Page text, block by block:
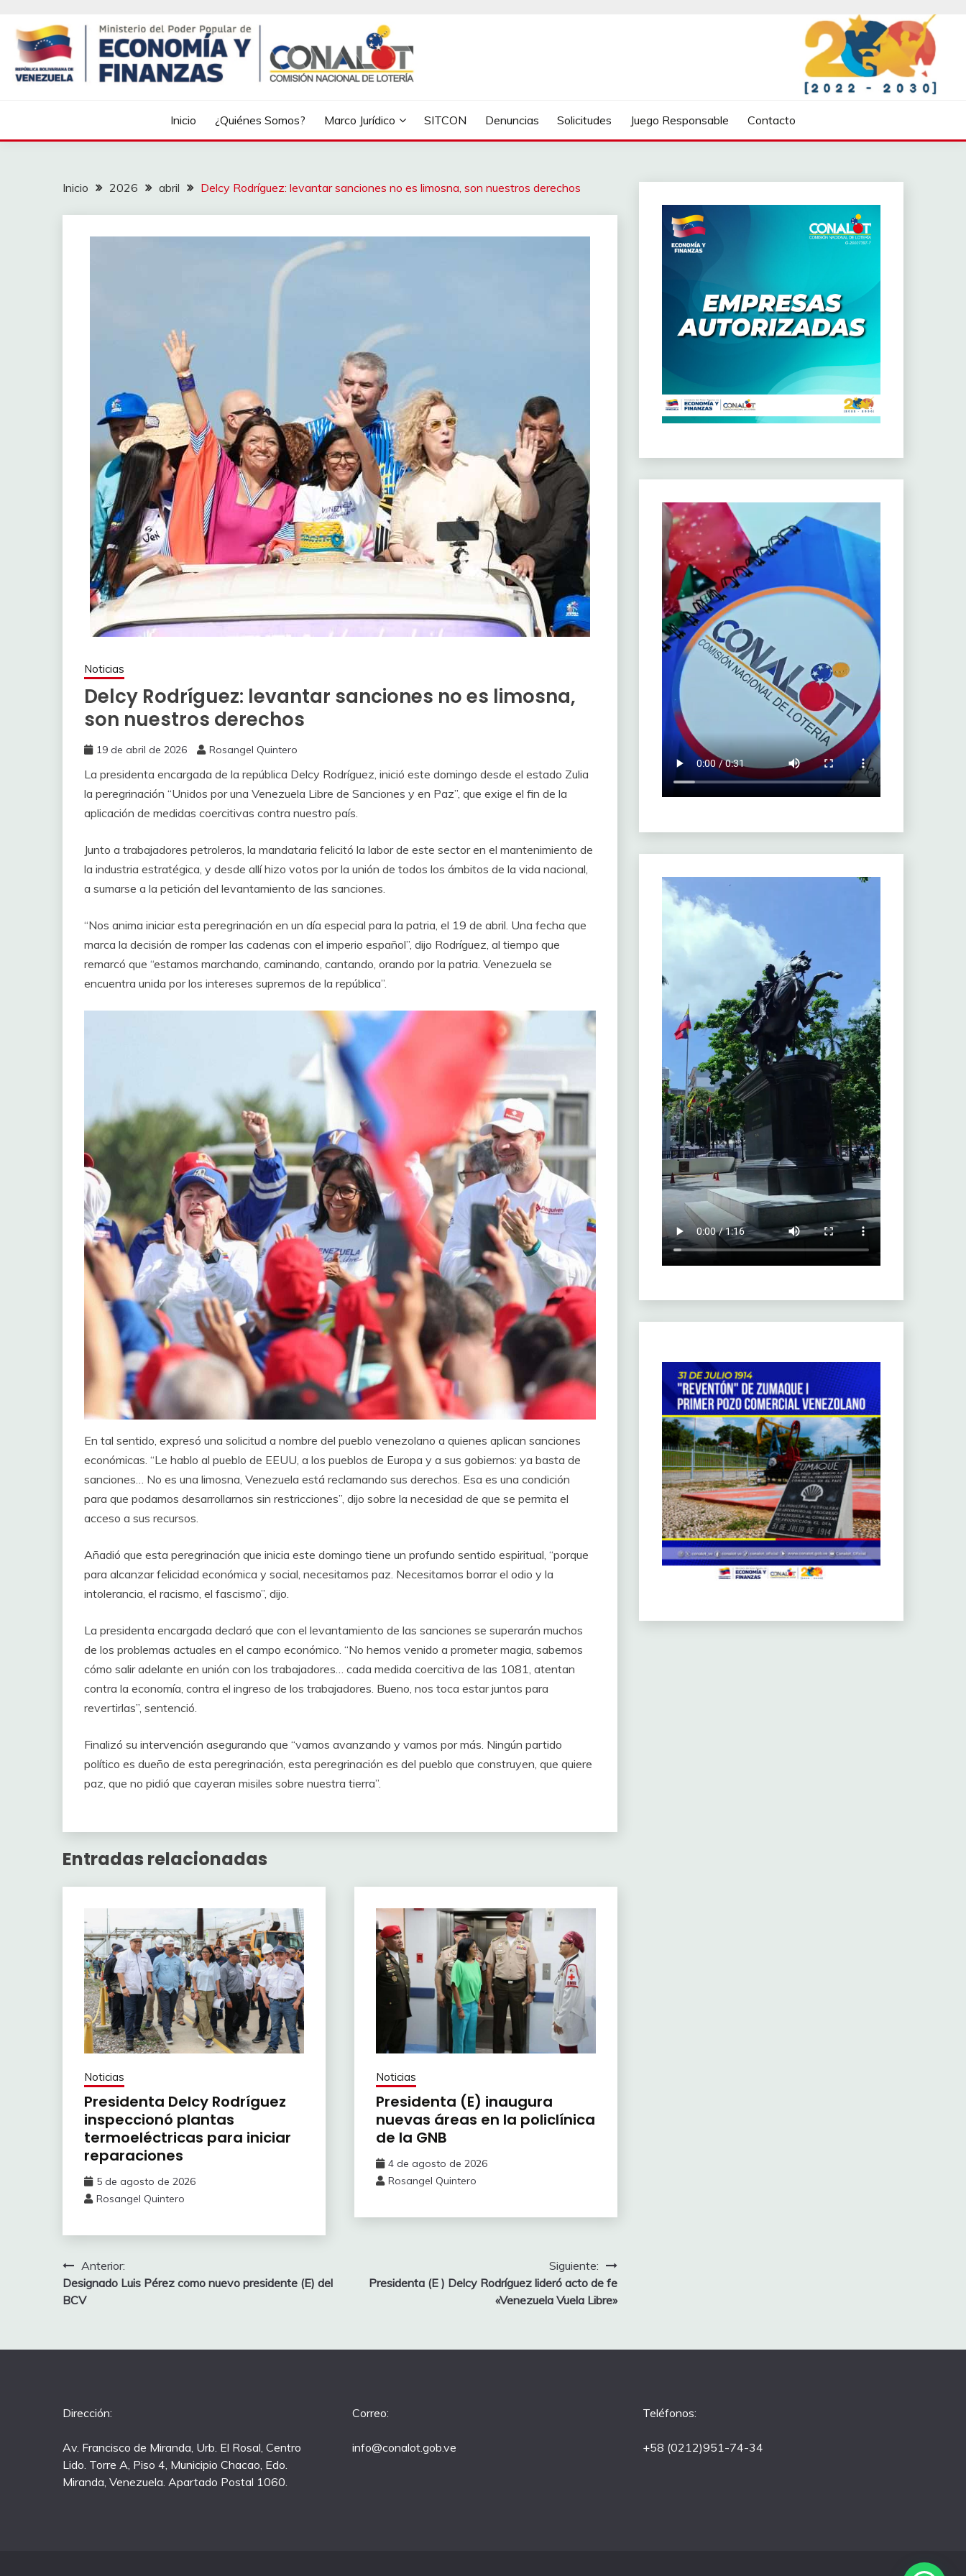
Inicio ¿Quiénes Somos? Marco Jurídico SITCON Denuncias Solicitudes Juego Responsable Contacto
Inicio 2026 abril Delcy Rodríguez: levantar sanciones no es limosna, son nuestros derechos
Noticias
Delcy Rodríguez: levantar sanciones no es limosna,
son nuestros derechos
19 de abril de 2026 Rosangel Quintero
La presidenta encargada de la república Delcy Rodríguez, inició este domingo desde el estado Zulia
la peregrinación “Unidos por una Venezuela Libre de Sanciones y en Paz”, que exige el fin de la
aplicación de medidas coercitivas contra nuestro país.
Junto a trabajadores petroleros, la mandataria felicitó la labor de este sector en el mantenimiento de
la industria estratégica, y desde allí hizo votos por la unión de todos los ámbitos de la vida nacional,
a sumarse a la petición del levantamiento de las sanciones.
“Nos anima iniciar esta peregrinación en un día especial para la patria, el 19 de abril. Una fecha que
marca la decisión de romper las cadenas con el imperio español”, dijo Rodríguez, al tiempo que
remarcó que “estamos marchando, caminando, cantando, orando por la patria. Venezuela se
encuentra unida por los intereses supremos de la república”.
En tal sentido, expresó una solicitud a nombre del pueblo venezolano a quienes aplican sanciones
económicas. “Le hablo al pueblo de EEUU, a los pueblos de Europa y a sus gobiernos: ya basta de
sanciones… No es una limosna, Venezuela está reclamando sus derechos. Esa es una condición
para que podamos desarrollarnos sin restricciones”, dijo sobre la necesidad de que se permita el
acceso a sus recursos.
Añadió que esta peregrinación que inicia este domingo tiene un profundo sentido espiritual, “porque
para alcanzar felicidad económica y social, necesitamos paz. Necesitamos borrar el odio y la
intolerancia, el racismo, el fascismo”, dijo.
La presidenta encargada declaró que con el levantamiento de las sanciones se superarán muchos
de los problemas actuales en el campo económico. “No hemos venido a prometer magia, sabemos
cómo salir adelante en unión con los trabajadores… cada medida coercitiva de las 1081, atentan
contra la economía, contra el ingreso de los trabajadores. Bueno, nos toca estar juntos para
revertirlas”, sentenció.
Finalizó su intervención asegurando que “vamos avanzando y vamos por más. Ningún partido
político es dueño de esta peregrinación, esta peregrinación es del pueblo que construyen, que quiere
paz, que no pidió que cayeran misiles sobre nuestra tierra”.
Entradas relacionadas
Noticias
Presidenta Delcy Rodríguez
inspeccionó plantas
termoeléctricas para iniciar
reparaciones
5 de agosto de 2026
Rosangel Quintero
Noticias
Presidenta (E) inaugura
nuevas áreas en la policlínica
de la GNB
4 de agosto de 2026
Rosangel Quintero
Anterior:
Designado Luis Pérez como nuevo presidente (E) del
BCV
Siguiente:
Presidenta (E ) Delcy Rodríguez lideró acto de fe
«Venezuela Vuela Libre»
Dirección:
Av. Francisco de Miranda, Urb. El Rosal, Centro
Lido. Torre A, Piso 4, Municipio Chacao, Edo.
Miranda, Venezuela. Apartado Postal 1060.
Correo:
info@conalot.gob.ve
Teléfonos:
+58 (0212)951-74-34